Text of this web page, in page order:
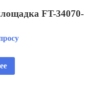
FT-34070-